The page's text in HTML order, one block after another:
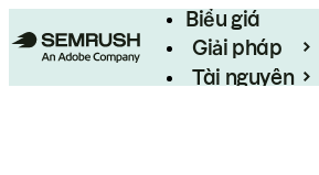
Biểu giá
Giải pháp
Tài nguyên